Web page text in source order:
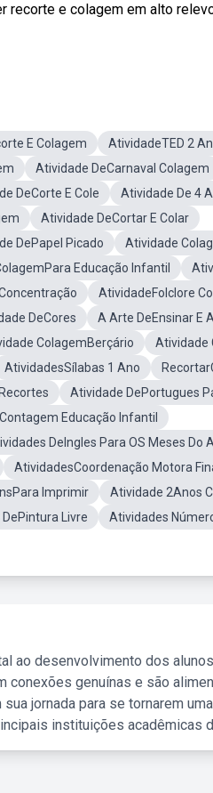
recorte e colagem em alto
E Colagem AtividadeTED 2
Atividade DeCarnaval Colagem
DeCorte E Cole Atividade De 4
Atividade DeCortar E Colar
DePapel Picado
Atividade
Educação Infantil
AtividadeFolclore
DeCores A Arte DeEnsinar E
ColagemBerçário
Atividade
AtividadesSílabas 1 Ano
Atividade DePortugues
Educação Infantil
DeIngles Para OS Meses Do
AtividadesCoordenação Motora
Imprimir
Atividade 2Anos
Livre
Atividades
ao desenvolvimento dos
genuínas e são
jornada para se tornarem
instituições acadêmicas